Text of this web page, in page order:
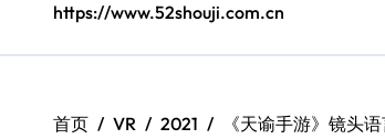
Galaxy A56 5G潮机美学新
三星W26奢华蜕变，尊享
https://www.52shouji.com.cn
首页 VR 2021 《天谕手游》镜头